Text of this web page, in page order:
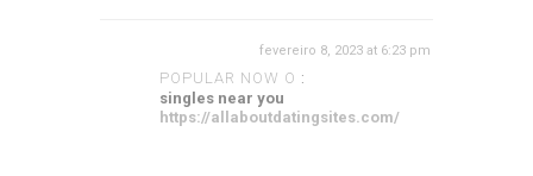
POPULAR NOW O :
fevereiro 8, 2023 at 6:23 pm
singles near you
https://allaboutdatingsites.com/